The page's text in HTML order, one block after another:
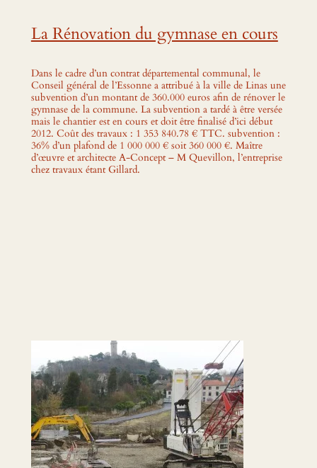
La Rénovation du gymnase en cours
Dans le cadre d’un contrat départemental communal, le
Conseil général de l’Essonne a attribué à la ville de Linas une
subvention d’un montant de 360.000 euros afin de rénover le
gymnase de la commune. La subvention a tardé à être versée
mais le chantier est en cours et doit être finalisé d’ici début
2012. Coût des travaux : 1 353 840.78 € TTC. subvention :
36% d’un plafond de 1 000 000 € soit 360 000 €. Maître
d’œuvre et architecte A-Concept – M Quevillon, l’entreprise
chez travaux étant Gillard.